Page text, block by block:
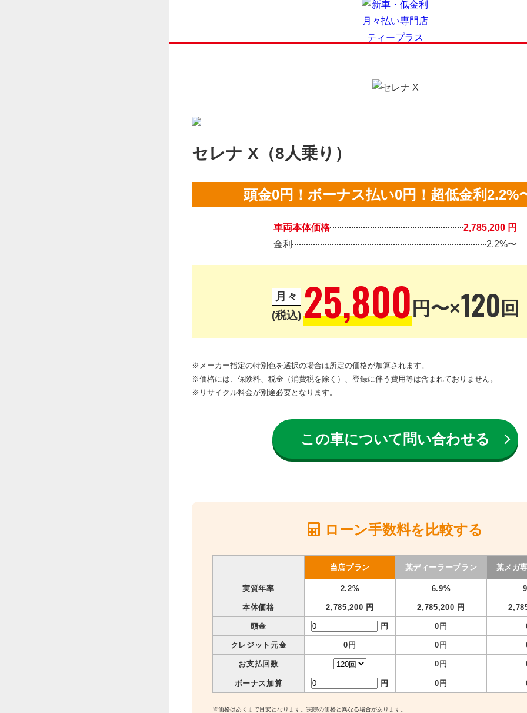
セレナ X（8人乗り）
頭金0円！ボーナス払い0円！超低金利2.2%
車両本体価格
2,785,200 円
金利
2.2%〜
月々
(税込) 25,800 円〜×120 回
※メーカー指定の特別色を選択の場合は所定の価格が加算されます。
※価格には、保険料、税金（消費税を除く）、登録に伴う費用等は含まれておりません。
※リサイクル料金が別途必要となります。
この車について問い合わせる
ローン手数料を比較する
当店プラン 某ディーラープラン 某メガ
実質年率 2.2% 6.9%
本体価格 2,785,200 円 2,785,200 円
頭金 円 0円
クレジット元金 0円 0円
お支払回数 0円
ボーナス加算 円 0円
※価格はあくまで目安となります。実際の価格と異なる場合があります。